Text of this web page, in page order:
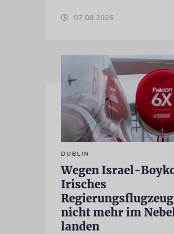
07.08.2026
DUBLIN
Wegen Israel-
Irisches
nicht mehr im
landen